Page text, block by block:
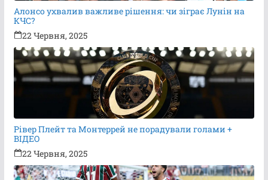
Алонсо ухвалив важливе рішення: чи зіграє Лунін на
КЧС?
22 Червня, 2025
Рівер Плейт та Монтеррей не порадували голами +
ВІДЕО
22 Червня, 2025